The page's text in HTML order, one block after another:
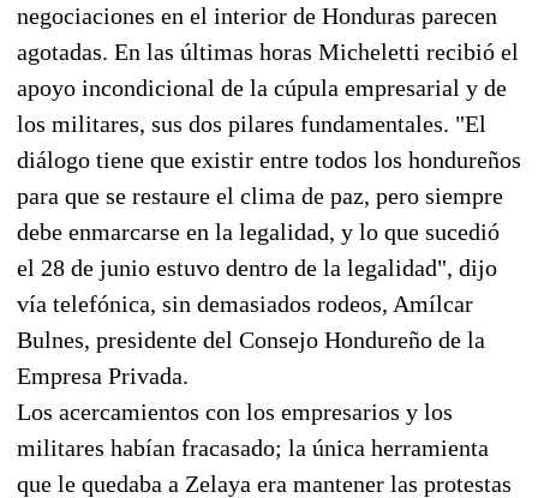
negociaciones en el interior de Honduras parecen
agotadas. En las últimas horas Micheletti recibió el
apoyo incondicional de la cúpula empresarial y de
los militares, sus dos pilares fundamentales. "El
diálogo tiene que existir entre todos los hondureños
para que se restaure el clima de paz, pero siempre
debe enmarcarse en la legalidad, y lo que sucedió
el 28 de junio estuvo dentro de la legalidad", dijo
vía telefónica, sin demasiados rodeos, Amílcar
Bulnes, presidente del Consejo Hondureño de la
Empresa Privada.
Los acercamientos con los empresarios y los
militares habían fracasado; la única herramienta
que le quedaba a Zelaya era mantener las protestas